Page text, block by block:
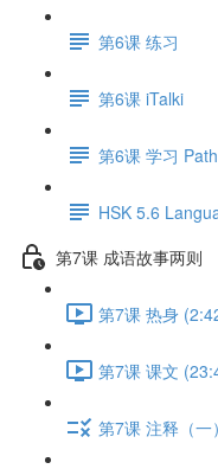
第6课 练习
第6课 iTalki
第6课 学习
HSK 5.6
第7课 成语故事两则
第7课 热身
第7课 课文
第7课 注释（